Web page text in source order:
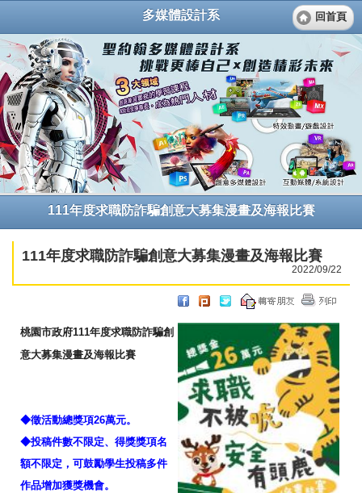
多媒體設計系 回首頁
111年度求職防詐騙創意大募集漫畫及海報比賽
111年度求職防詐騙創意大募集漫畫及海報比賽
2022/09/22
桃園市政府111年度求職防詐騙創
意大募集漫畫及海報比賽
◆徵活動總獎項26萬元。
◆投稿件數不限定、得獎獎項名
額不限定， 可鼓勵學生投稿多件
作品增加獲獎機會。